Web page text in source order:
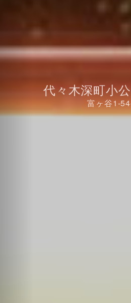
代々木深町小
富ヶ谷1-